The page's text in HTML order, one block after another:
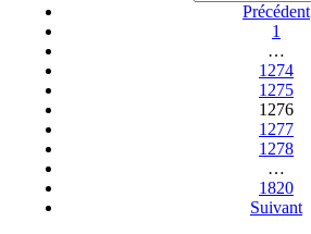
Précédent
1
…
1274
1275
1276
1277
1278
…
1820
Suivant